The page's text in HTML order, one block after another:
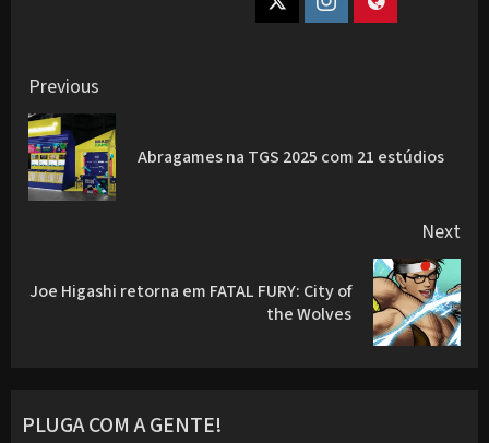
Post
navigation
Previous
Abragames na TGS 2025 com 21 estúdios
Next
Next
Joe Higashi retorna em FATAL FURY: City of
the Wolves
PLUGA COM A GENTE!